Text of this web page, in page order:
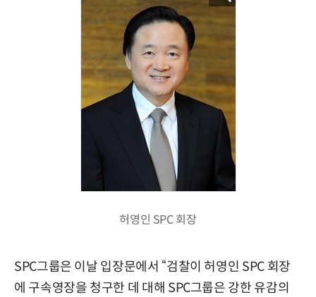
허영인 SPC 회장
SPC그룹은 이날 입장문에서 “검찰이 허영인 SPC 회장
에 구속영장을 청구한 데 대해 SPC그룹은 강한 유감의